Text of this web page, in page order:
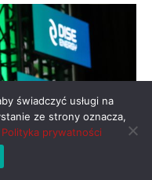
świadczyć usługi na
ze strony oznacza,
Polityka prywatności